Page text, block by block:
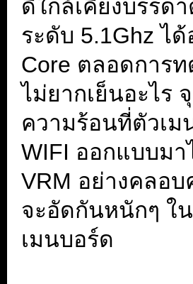
ดีใกล้เคียงบรรด
ระดับ 5.1Ghz ไ
Core ตลอดการ
ไม่ยากเย็นอะไร
ความร้อนที่ตัวเม
WIFI ออกแบบม
VRM อย่างคลอ
จะอัดกันหนักๆ ใ
เมนบอร์ด